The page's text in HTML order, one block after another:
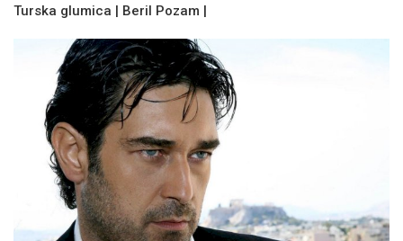
Turska glumica | Beril Pozam |